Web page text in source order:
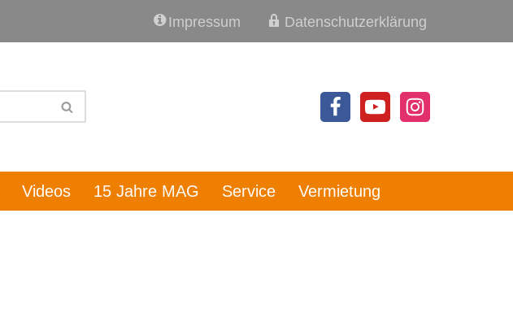
Impressum Datenschutzerklärung
Videos 15 Jahre MAG Service Vermietung